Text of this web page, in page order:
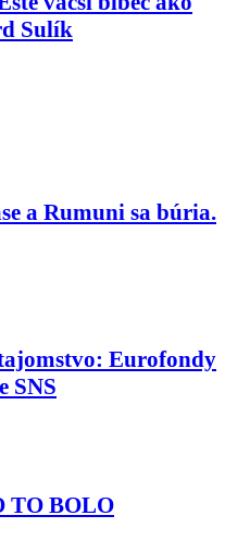
Sulík
a Rumuni sa búria.
Eurofondy
SNS
TO BOLO